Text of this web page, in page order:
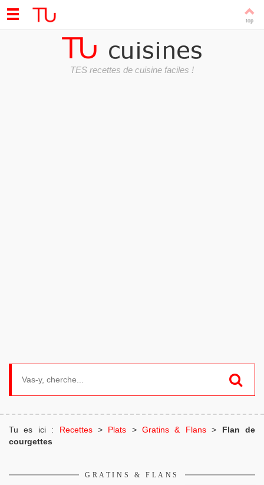
TES recettes de cuisine faciles !
Tu es ici : Recettes> Plats >Gratins & Flans> Flan de
courgettes
GRATINS & FLANS